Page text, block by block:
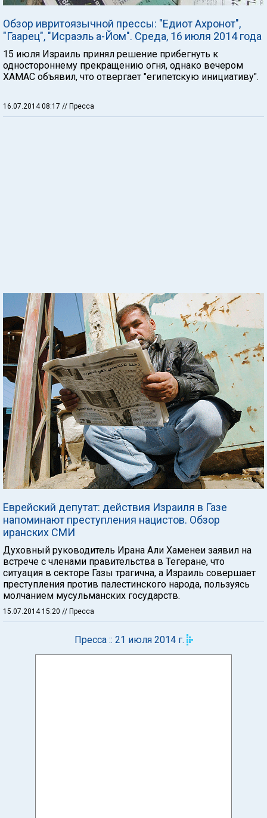
Обзор ивритоязычной прессы: "Едиот Ахронот",
"Гаарец", "Исраэль а-Йом". Среда, 16 июля 2014 года
15 июля Израиль принял решение прибегнуть к
одностороннему прекращению огня, однако вечером
ХАМАС объявил, что отвергает "египетскую инициативу".
16.07.2014 08:17 // Пресса
Еврейский депутат: действия Израиля в Газе
напоминают преступления нацистов. Обзор
иранских СМИ
Духовный руководитель Ирана Али Хаменеи заявил на
встрече с членами правительства в Тегеране, что
ситуация в секторе Газы трагична, а Израиль совершает
преступления против палестинского народа, пользуясь
молчанием мусульманских государств.
15.07.2014 15:20 // Пресса
Пресса :: 21 июля 2014 г.